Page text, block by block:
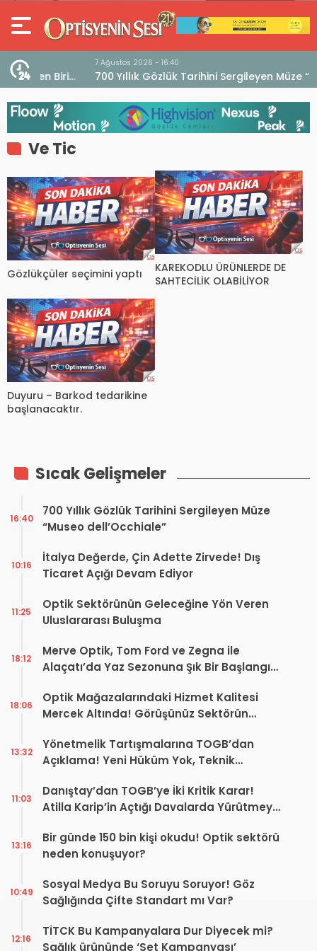
7 Ağustos 2026 - 16:40
700 Yıllık Gözlük Tarihini Sergileyen Müze “Museo
dell’Occhiale”
Ve Tic
Gözlükçüler seçimini yaptı
KAREKODLU ÜRÜNLERDE DE
SAHTECİLİK OLABİLİYOR
Duyuru – Barkod tedarikine
başlanacaktır.
Sıcak Gelişmeler
700 Yıllık Gözlük Tarihini Sergileyen Müze
“Museo dell’Occhiale”
16:40
İtalya Değerde, Çin Adette Zirvede! Dış
Ticaret Açığı Devam Ediyor
10:16
Optik Sektörünün Geleceğine Yön Veren
Uluslararası Buluşma
11:25
Merve Optik, Tom Ford ve Zegna ile
Alaçatı’da Yaz Sezonuna Şık Bir Başlangıç ​​
18:12
Optik Mağazalarındaki Hizmet Kalitesi
Mercek Altında! Görüşünüz Sektörün
18:06
Yönetmelik Tartışmalarına TOGB’dan
Açıklama! Yeni Hüküm Yok, Teknik
13:32
Danıştay’dan TOGB’ye İki Kritik Karar!
Atilla Karip’in Açtığı Davalarda Yürütmeyi
11:03
Bir günde 150 bin kişi okudu! Optik sektörü
neden konuşuyor?
13:16
Sosyal Medya Bu Soruyu Soruyor! Göz
Sağlığında Çifte Standart mı Var?
10:49
TİTCK Bu Kampanyalara Dur Diyecek mi?
Sağlık ürününde ‘Set Kampanyası’
12:16